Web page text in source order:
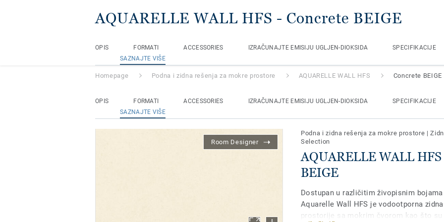
AQUARELLE WALL HFS - Concrete BEIGE
OPIS FORMATI ACCESSORIES IZRAČUNAJTE EMISIJU UGLJEN-DIOKSIDA
SPECIFIKACIJE
SAZNAJTE VIŠE
Homepage Podna i zidna rešenja za mokre prostore AQUARELLE WALL HFS Concrete BEIGE
OPIS FORMATI ACCESSORIES IZRAČUNAJTE EMISIJU UGLJEN-DIOKSIDA
SPECIFIKACIJE
SAZNAJTE VIŠE
Room Designer
Podna i zidna rešenja za mokre prostore |
Selection
AQUARELLE WALL HFS
BEIGE
Dostupan u različitim živopisnim
Aquarelle Wall HFS je vodootporna
prostorije sa mokrim čvorom kao što